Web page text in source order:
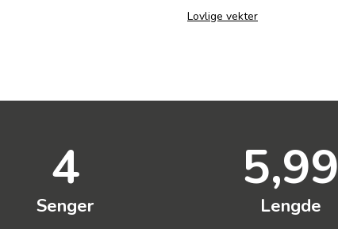
Lovlige vekter
4
Senger
5,99
Lengde